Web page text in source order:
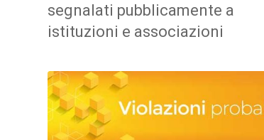
segnalati pubblicamente a
istituzioni e associazioni